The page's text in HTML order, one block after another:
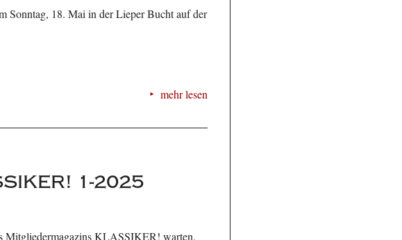
Sonntag, 18. Mai in der Lieper Bucht auf der
mehr lesen
1-2025
Mitgliedermagazins KLASSIKER! warten.